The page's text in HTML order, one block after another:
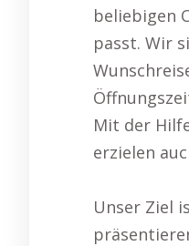
beliebigen
passt. Wir
Mit der
erzielen
Unser Ziel